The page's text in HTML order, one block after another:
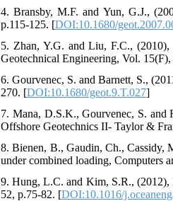
4. Bransby, M.F. and Yun, G.J.,
p.115-125. [DOI:10.1680/
5. Zhan, Y.G. and Liu, F.C.,
Geotechnical Engineering, Vol.
6. Gourvenec, S. and Barnett, S.,
270. [DOI:10.1680/geot.9.T.027]
7. Mana, D.S.K., Gourvenec, S. and
Offshore Geotechnics II- Taylor &
8. Bienen, B., Gaudin, Ch., Cassidy,
under combined loading, Computers
9. Hung, L.C. and Kim, S.R., (2012),
52, p.75-82. [DOI:10.1016/